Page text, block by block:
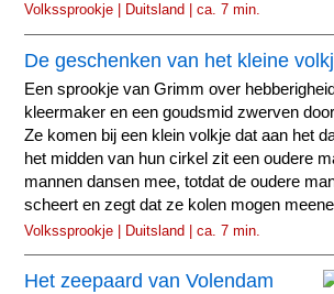
Volkssprookje | Duitsland | ca. 7 min.
De geschenken van het kleine
Een sprookje van Grimm over
kleermaker en een goudsmid zwerven
Ze komen bij een klein volkje dat aan het
het midden van hun cirkel zit een oudere
mannen dansen mee, totdat de oudere
scheert en zegt dat ze kolen mogen
Volkssprookje | Duitsland | ca. 7 min.
Het zeepaard van Volendam